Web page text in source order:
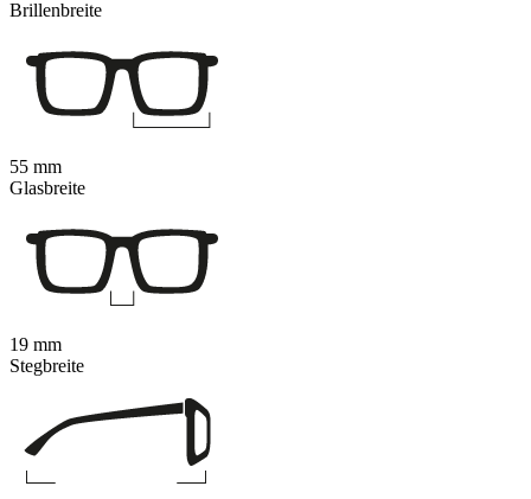
Brillenbreite
55 mm
Glasbreite
19 mm
Stegbreite